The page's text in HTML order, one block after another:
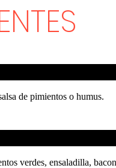
de pimientos o humus.
verdes, ensaladilla,